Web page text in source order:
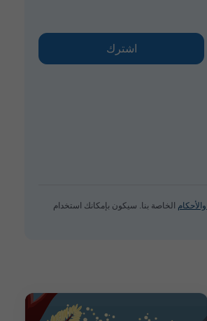
الخاصة بنا. سيكون بإمكانك استخدام